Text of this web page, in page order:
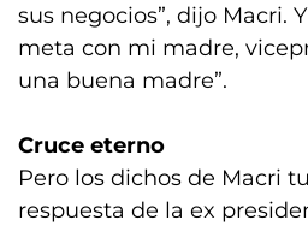
sus negocios”, dijo Macri.
meta con mi madre,
una buena madre”.
Cruce eterno
Pero los dichos de Macri
respuesta de la ex